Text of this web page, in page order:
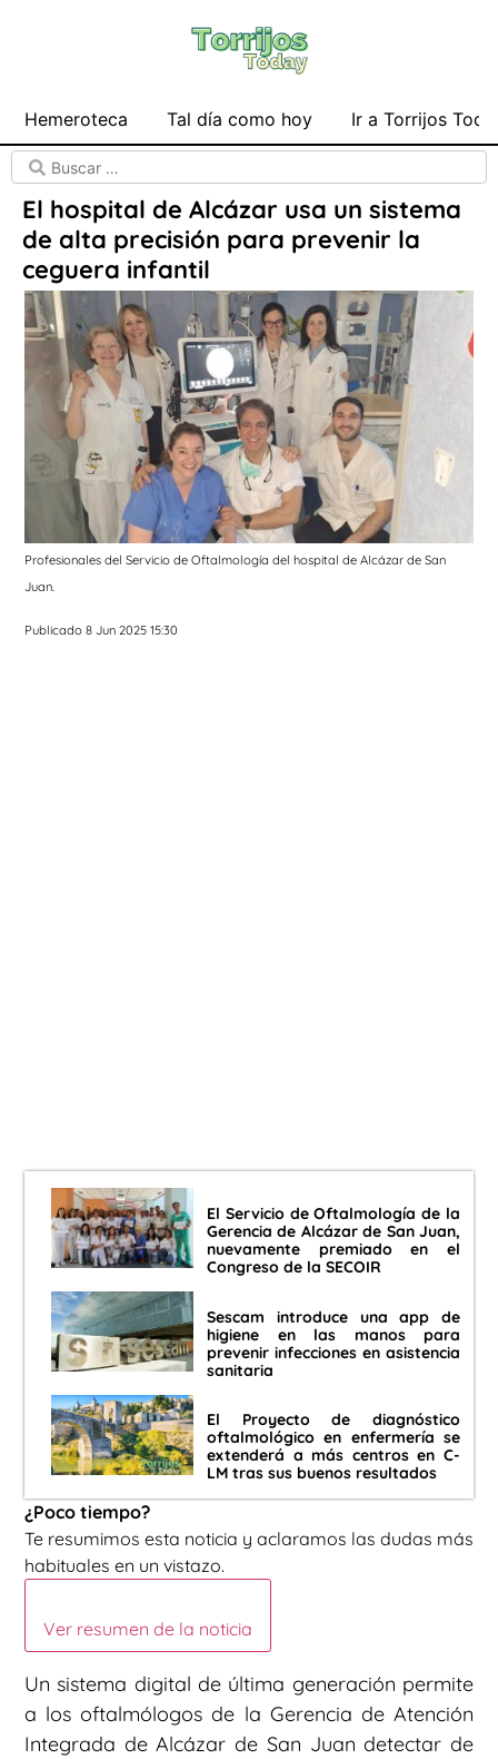
Hemeroteca Tal día como hoy Ir a Torrijos
El hospital de Alcázar usa un sistema
de alta precisión para prevenir la
ceguera infantil
Profesionales del Servicio de Oftalmología del hospital de Alcázar de San
Juan.
Publicado 8 Jun 2025 15:30
El Servicio de Oftalmología de la
Gerencia de Alcázar de San Juan,
nuevamente premiado en el
Congreso de la SECOIR
Sescam introduce una app de
higiene en las manos para
prevenir infecciones en asistencia
sanitaria
El Proyecto de diagnóstico
oftalmológico en enfermería se
extenderá a más centros en C-
LM tras sus buenos resultados
¿Poco tiempo?
Te resumimos esta noticia y aclaramos las dudas más
habituales en un vistazo.
Ver resumen de la noticia
Un sistema digital de última generación permite
a los oftalmólogos de la Gerencia de Atención
Integrada de Alcázar de San Juan detectar de